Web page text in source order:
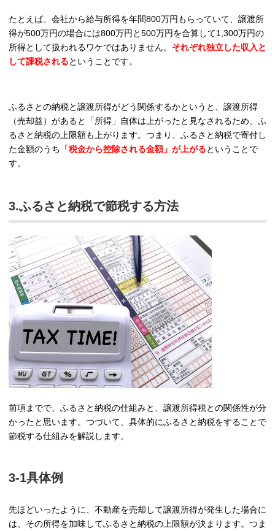
たとえば、会社から給与所得を年間800万円もらっていて、譲渡所
得が500万円の場合には800万円と500万円を合算して1,300万円の
所得として扱われるワケではありません。 それぞれ独立した収入と
して課税されるということです。
ふるさとの納税と譲渡所得がどう関係するかというと、譲渡所得
（売却益）があると「所得」自体は上がったと見なされるため、ふ
るさと納税の上限額も上がります。つまり、ふるさと納税で寄付し
た金額のうち 「税金から控除される金額」が上がるということで
す。
3.ふるさと納税で節税する方法
前項までで、ふるさと納税の仕組みと、譲渡所得税との関係性が分
かったと思います。つづいて、具体的にふるさと納税をすることで
節税する仕組みを解説します。
3-1具体例
先ほどいったように、不動産を売却して譲渡所得が発生した場合に
は、その所得を加味してふるさと納税の上限額が決まります。つま